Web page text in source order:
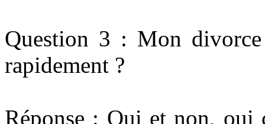
Question 3 : Mon
rapidement ?
Réponse : Oui et non, oui